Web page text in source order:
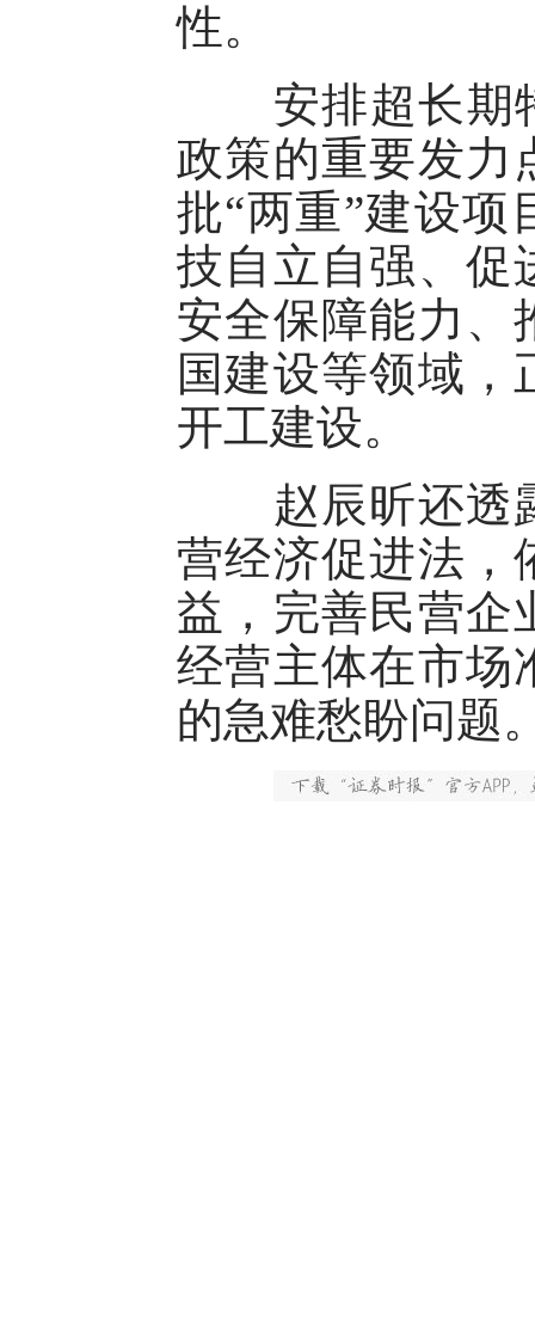
性。
安排超长期特
政策的重要发力
批“两重”建设项
技自立自强、促
安全保障能力、
国建设等领域，
开工建设。
赵辰昕还透露
营经济促进法，
益，完善民营企
经营主体在市场
的急难愁盼问题